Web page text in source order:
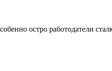
остро работодатели